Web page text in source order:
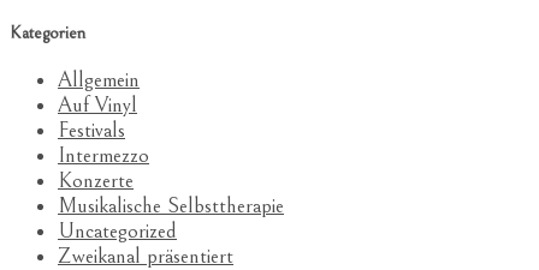
Kategorien
Allgemein
Auf Vinyl
Festivals
Intermezzo
Konzerte
Musikalische Selbsttherapie
Uncategorized
Zweikanal präsentiert